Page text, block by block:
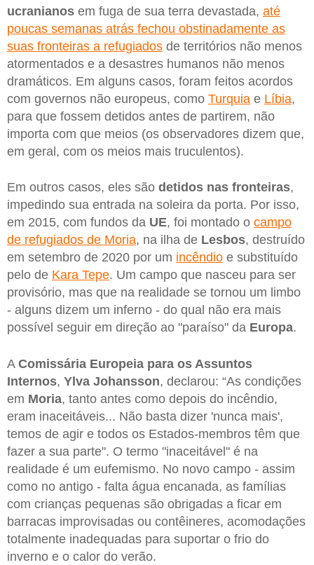
ucranianos em fuga de sua terra devastada, até
poucas semanas atrás fechou obstinadamente as
suas fronteiras a refugiados de territórios não menos
atormentados e a desastres humanos não menos
dramáticos. Em alguns casos, foram feitos acordos
com governos não europeus, como Turquia e Líbia,
para que fossem detidos antes de partirem, não
importa com que meios (os observadores dizem que,
em geral, com os meios mais truculentos).
Em outros casos, eles são detidos nas fronteiras,
impedindo sua entrada na soleira da porta. Por isso,
em 2015, com fundos da UE, foi montado o campo
de refugiados de Moria, na ilha de Lesbos, destruído
em setembro de 2020 por um incêndio e substituído
pelo de Kara Tepe. Um campo que nasceu para ser
provisório, mas que na realidade se tornou um limbo
- alguns dizem um inferno - do qual não era mais
possível seguir em direção ao "paraíso" da Europa.
A Comissária Europeia para os Assuntos
Internos, Ylva Johansson, declarou: “As condições
em Moria, tanto antes como depois do incêndio,
eram inaceitáveis... Não basta dizer 'nunca mais',
temos de agir e todos os Estados-membros têm que
fazer a sua parte". O termo "inaceitável" é na
realidade é um eufemismo. No novo campo - assim
como no antigo - falta água encanada, as famílias
com crianças pequenas são obrigadas a ficar em
barracas improvisadas ou contêineres, acomodações
totalmente inadequadas para suportar o frio do
inverno e o calor do verão.